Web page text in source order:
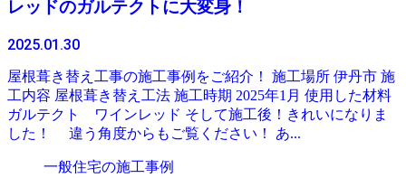
レッドのガルテクトに大変身！
2025.01.30
屋根葺き替え工事の施工事例をご紹介！ 施工場所 伊丹市 施
工内容 屋根葺き替え工法 施工時期 2025年1月 使用した材料
ガルテクト ワインレッド そして施工後！きれいになりま
した！ 違う角度からもご覧ください！ あ...
一般住宅の施工事例